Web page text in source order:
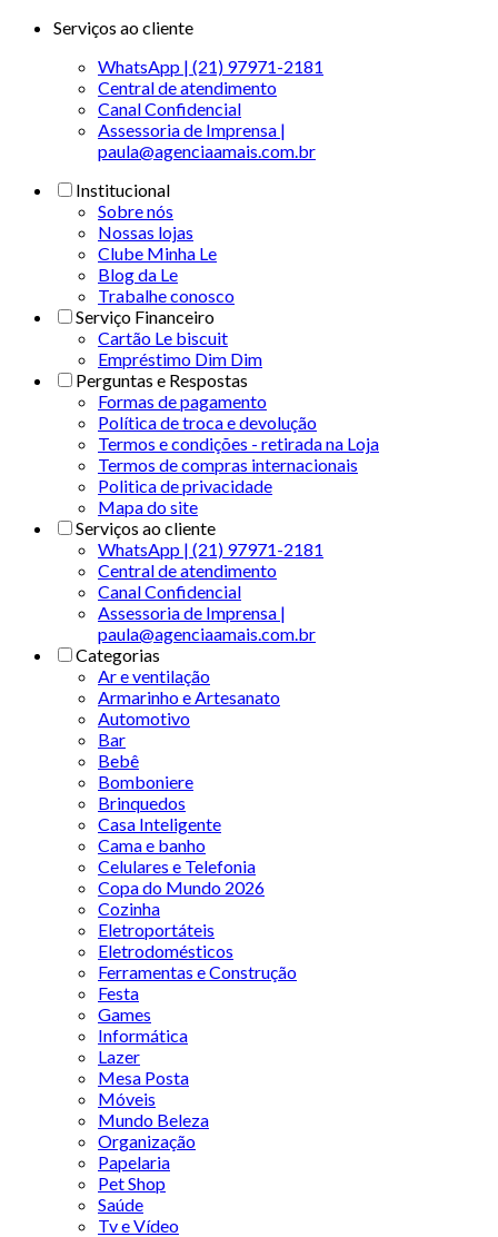
Serviços ao cliente
WhatsApp | (21) 97971-2181
Central de atendimento
Canal Confidencial
Assessoria de Imprensa |
paula@agenciaamais.com.br
Institucional
Sobre nós
Nossas lojas
Clube Minha Le
Blog da Le
Trabalhe conosco
Serviço Financeiro
Cartão Le biscuit
Empréstimo Dim Dim
Perguntas e Respostas
Formas de pagamento
Política de troca e devolução
Termos e condições - retirada na Loja
Termos de compras internacionais
Politica de privacidade
Mapa do site
Serviços ao cliente
WhatsApp | (21) 97971-2181
Central de atendimento
Canal Confidencial
Assessoria de Imprensa |
paula@agenciaamais.com.br
Categorias
Ar e ventilação
Armarinho e Artesanato
Automotivo
Bar
Bebê
Bomboniere
Brinquedos
Casa Inteligente
Cama e banho
Celulares e Telefonia
Copa do Mundo 2026
Cozinha
Eletroportáteis
Eletrodomésticos
Ferramentas e Construção
Festa
Games
Informática
Lazer
Mesa Posta
Móveis
Mundo Beleza
Organização
Papelaria
Pet Shop
Saúde
Tv e Vídeo